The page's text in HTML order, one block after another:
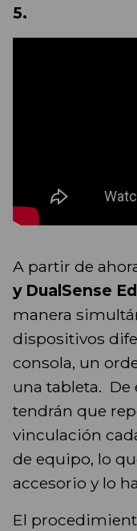
5.
A partir de
y DualSense
manera
dispositivos
consola, un
una tableta. De
tendrán que
vinculación
de equipo, lo
accesorio y lo
El